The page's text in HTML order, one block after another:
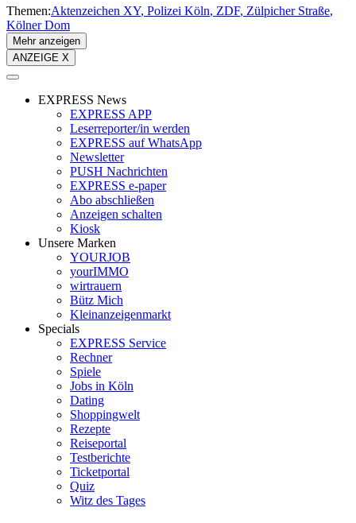
Themen:Aktenzeichen XY Polizei Köln ZDF Zülpicher Straße
Kölner Dom
Mehr anzeigen
ANZEIGE X
EXPRESS News
EXPRESS APP
Leserreporter/in werden
EXPRESS auf WhatsApp
Newsletter
PUSH Nachrichten
EXPRESS e-paper
Abo abschließen
Anzeigen schalten
Kiosk
Unsere Marken
YOURJOB
yourIMMO
wirtrauern
Bütz Mich
Kleinanzeigenmarkt
Specials
EXPRESS Service
Rechner
Spiele
Jobs in Köln
Dating
Shoppingwelt
Rezepte
Reiseportal
Testberichte
Ticketportal
Quiz
Witz des Tages